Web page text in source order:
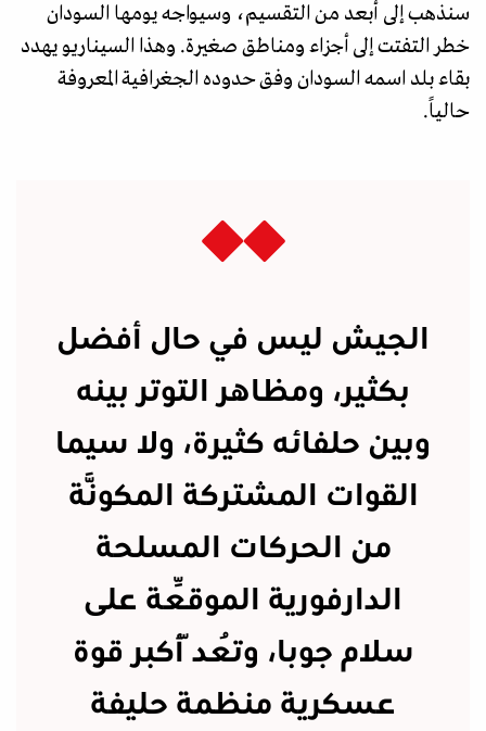
سنذهب إلى أبعد من التقسيم، وسيواجه يومها السودان
خطر التفتت إلى أجزاء ومناطق صغيرة. وهذا السيناريو يهدد
بقاء بلد اسمه السودان وفق حدوده الجغرافية المعروفة
حالياً.
الجيش ليس في حال أفضل
بكثير، ومظاهر التوتر بينه
وبين حلفائه كثيرة، ولا سيما
القوات المشتركة المكوَّنة
من الحركات المسلحة
الدارفورية الموقِّعة على
سلام جوبا، وتُعدّ أكبر قوة
عسكرية منظمة حليفة